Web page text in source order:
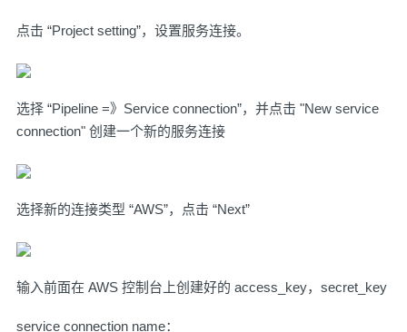
点击 “Project setting”，设置服务连接。
选择 “Pipeline =》Service connection”，并点击 "New service
connection" 创建一个新的服务连接
选择新的连接类型 “AWS”，点击 “Next”
输入前面在 AWS 控制台上创建好的 access_key，secret_key
service connection name：